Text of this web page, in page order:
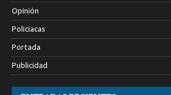
Opinión
Policiacas
Portada
Publicidad